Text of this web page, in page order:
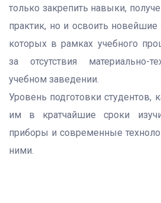
только закрепить навыки,
практик, но и освоить новейшие
которых в рамках учебного
за отсутствия материально-
учебном заведении.
Уровень подготовки студентов,
им в кратчайшие сроки
приборы и современные
ними.